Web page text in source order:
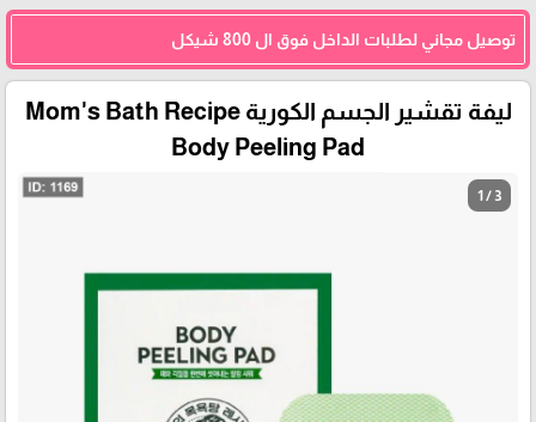
توصيل مجاني لطلبات الداخل فوق ال 800 شيكل
ليفة تقشير الجسم الكورية Mom's Bath Recipe
Body Peeling Pad
1 / 3